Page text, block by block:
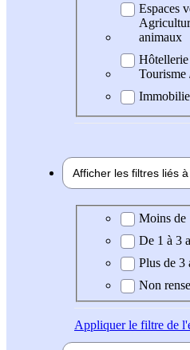
Espaces
animaux
Afficher les filtres liés à
ExpérienceMoins de
De 1 à 3
Plus de 3
Non
Appliquerle filtre de